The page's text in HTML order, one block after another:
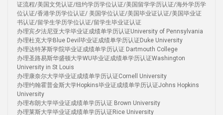
证流程/美国文凭认证/纽约学历学位认证/美国留学学历认证/海外学历学
位认证/香港学历学位认证/ 美国学位认证/美国毕业证认证/美国毕业证
书认证/留学生学历学位认证/留学生毕业证认证
办理宾夕法尼亚大学毕业证成绩单学历认证University of Pennsylvania
办理杜克大学Blue Devil毕业证成绩单学历认证Duke University
办理达特茅斯学院毕业证成绩单学历认证 Dartmouth College
办理圣路易斯华盛顿大学WU毕业证成绩单学历认证Washington
University in St Louis
办理康奈尔大学毕业证成绩单学历认证Cornell University
办理约翰霍普金斯大学Hopkins毕业证成绩单学历认证Johns Hopkins
University
办理布朗大学毕业证成绩单学历认证 Brown University
办理莱斯大学毕业证成绩单学历认证Rice University